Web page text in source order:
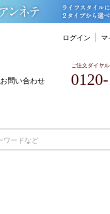
ログイン マ
お問い合わせ
ご注文ダイヤ